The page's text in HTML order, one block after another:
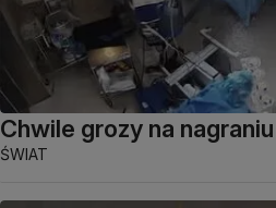
Chwile grozy na
ŚWIAT